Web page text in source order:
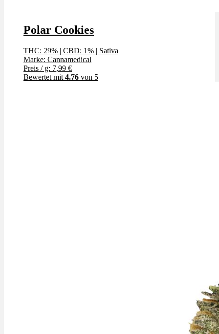
Polar Cookies
THC: 29% | CBD: 1% | Sativa
Marke: Cannamedical
Preis / g: 7,99 €
Bewertet mit 4.76 von 5